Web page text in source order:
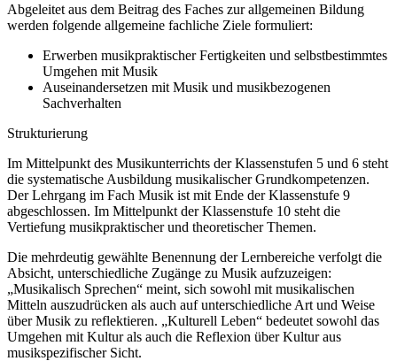
Abgeleitet aus dem Beitrag des Faches zur allgemeinen Bildung
werden folgende allgemeine fachliche Ziele formuliert:
Erwerben musikpraktischer Fertigkeiten und selbstbestimmtes
Umgehen mit Musik
Auseinandersetzen mit Musik und musikbezogenen
Sachverhalten
Strukturierung
Im Mittelpunkt des Musikunterrichts der Klassenstufen 5 und 6 steht
die systematische Ausbildung musikalischer Grundkompetenzen.
Der Lehrgang im Fach Musik ist mit Ende der Klassenstufe 9
abgeschlossen. Im Mittelpunkt der Klassenstufe 10 steht die
Vertiefung musikpraktischer und theoretischer Themen.
Die mehrdeutig gewählte Benennung der Lernbereiche verfolgt die
Absicht, unterschiedliche Zugänge zu Musik aufzuzeigen:
„Musikalisch Sprechen“ meint, sich sowohl mit musikalischen
Mitteln auszudrücken als auch auf unterschiedliche Art und Weise
über Musik zu reflektieren. „Kulturell Leben“ bedeutet sowohl das
Umgehen mit Kultur als auch die Reflexion über Kultur aus
musikspezifischer Sicht.